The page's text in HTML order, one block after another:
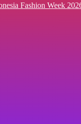
Fashion Week